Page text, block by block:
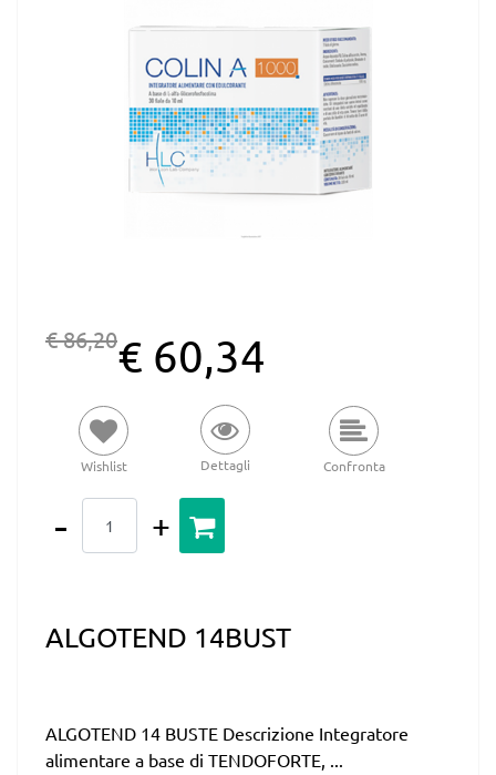
€ 86,20€ 60,34
Wishlist Dettagli Confronta
ALGOTEND 14BUST
ALGOTEND 14 BUSTE Descrizione Integratore
alimentare a base di TENDOFORTE, ...